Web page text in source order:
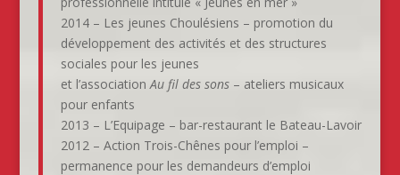
2014 – Les jeunes Choulésiens – promotion du
développement des activités et des structures
sociales pour les jeunes
et l’associationAu fil des sons– ateliers musicaux
pour enfants
2013 – L’Equipage – bar-restaurant le Bateau-Lavoir
2012 – Action Trois-Chênes pour l’emploi –
permanence pour les demandeurs d’emploi